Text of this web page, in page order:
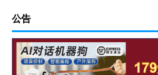
公告